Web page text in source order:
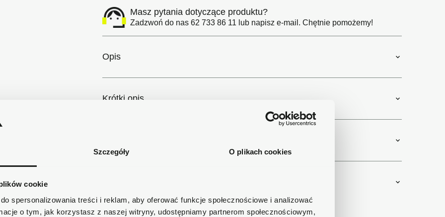
Szczegóły O plikach cookies
cookie
spersonalizowania treści i reklam, aby oferować funkcje społecznościowe i analizować
o tym, jak korzystasz z naszej witryny, udostępniamy partnerom społecznościowym,
Masz pytania dotyczące produktu?
Zadzwoń do nas 62 733 86 11 lub napisz e-mail. Chętnie pomożemy!
Opis
Krótki opis